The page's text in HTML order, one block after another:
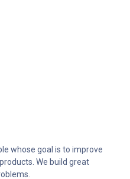
whose goal is to improve
We build great